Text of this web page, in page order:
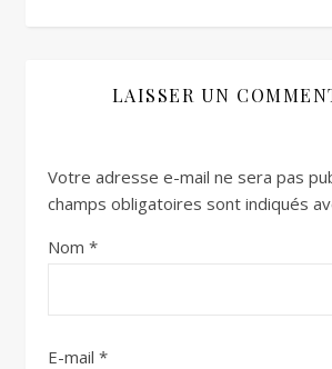
LAISSER UN
Votre adresse e-mail ne sera pas
champs obligatoires sont indiqués
Nom *
E-mail *